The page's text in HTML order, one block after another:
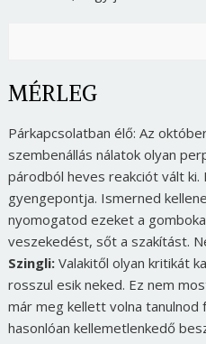
MÉRLEG
Párkapcsolatban élő: Az
szembenállás nálatok olyan
párodból heves reakciót vált
gyengepontja. Ismerned
nyomogatod ezeket a
veszekedést, sőt a szakítást.
Szingli:Valakitől olyan kritikát
rosszul esik neked. Ez nem
már meg kellett volna
hasonlóan kellemetlenkedő